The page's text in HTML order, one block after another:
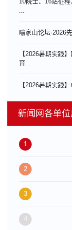
...
喻家山论坛·2026
【2026暑期实践
育...
【2026暑期实践
新闻网各单位
1
2
3
4